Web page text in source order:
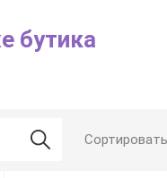
бутика